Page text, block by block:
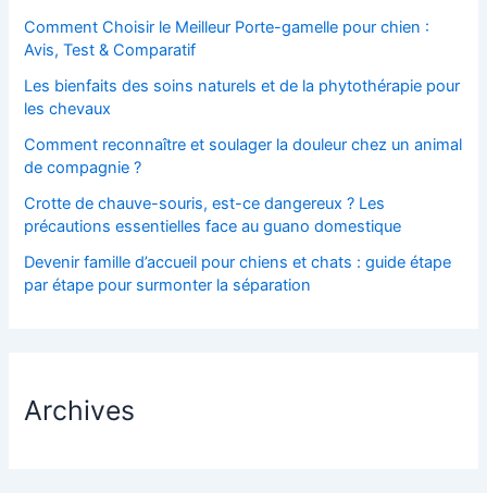
Comment Choisir le Meilleur Porte-gamelle pour chien :
Avis, Test & Comparatif
Les bienfaits des soins naturels et de la phytothérapie pour
les chevaux
Comment reconnaître et soulager la douleur chez un animal
de compagnie ?
Crotte de chauve-souris, est-ce dangereux ? Les
précautions essentielles face au guano domestique
Devenir famille d’accueil pour chiens et chats : guide étape
par étape pour surmonter la séparation
Archives